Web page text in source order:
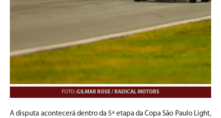
FOTO:GILMAR ROSE / RADICAL MOTORS
A disputa acontecerá dentro da 5ª etapa da Copa São Paulo Light,